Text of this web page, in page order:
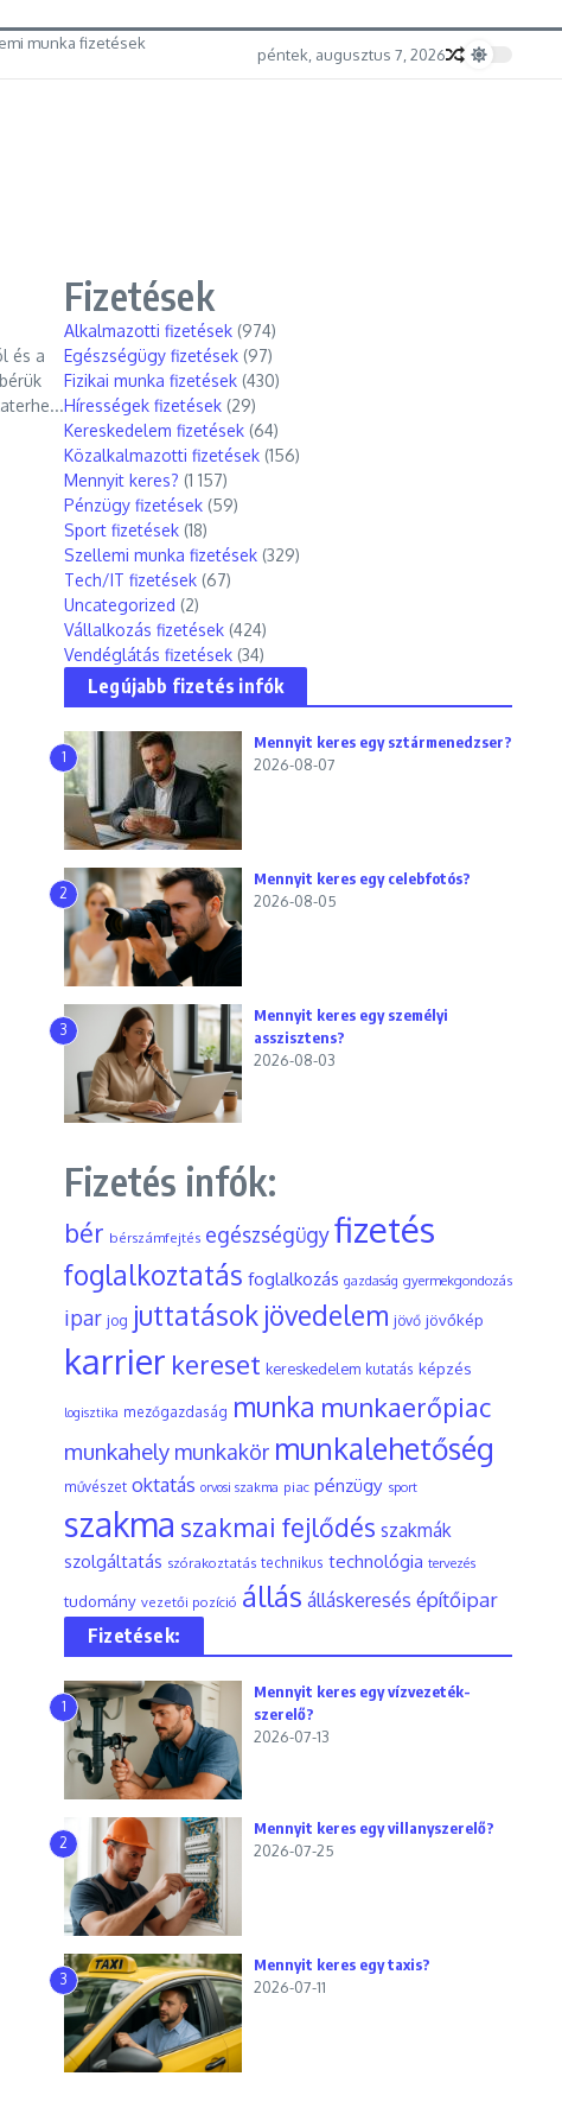
munka fizetések
péntek, augusztus 7, 2026
és a
Fizetések
Alkalmazotti fizetések (974)
Egészségügy fizetések (97)
Fizikai munka fizetések (430)
Hírességek fizetések (29)
Kereskedelem fizetések (64)
Közalkalmazotti fizetések (156)
Mennyit keres? (1 157)
Pénzügy fizetések (59)
Sport fizetések (18)
Szellemi munka fizetések (329)
Tech/IT fizetések (67)
Uncategorized (2)
Vállalkozás fizetések (424)
Vendéglátás fizetések (34)
Legújabb fizetés infók
1
Mennyit keres egy sztármenedzser?
2026-08-07
2
Mennyit keres egy celebfotós?
2026-08-05
3
Mennyit keres egy személyi
asszisztens?
2026-08-03
Fizetés infók:
bér bérszámfejtés egészségügyfizetés
foglalkoztatás foglalkozás gazdaság gyermekgondozás
ipar jog juttatások jövedelem jövő jövőkép
karrier kereset kereskedelem kutatás képzés
logisztika mezőgazdaság munka munkaerőpiac
munkahely munkakör munkalehetőség
művészet oktatás orvosi szakma piac pénzügy sport
szakma szakmai fejlődés szakmák
szolgáltatás szórakoztatás technikus technológia tervezés
tudomány vezetői pozíció állás álláskeresés építőipar
Fizetések:
1
Mennyit keres egy vízvezeték-
szerelő?
2026-07-13
2
Mennyit keres egy villanyszerelő?
2026-07-25
3
Mennyit keres egy taxis?
2026-07-11